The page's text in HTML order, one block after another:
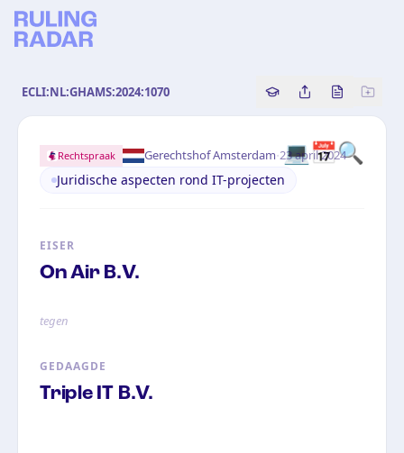
ECLI:NL:GHAMS:2024:1070 Copy source
Share this
Bekijk
💻📅🔍
Rechtspraak Gerechtshof Amsterdam·23 april 2024
Juridische aspecten rond IT-projecten
EISER
On Air B.V.
tegen
GEDAAGDE
Triple IT B.V.